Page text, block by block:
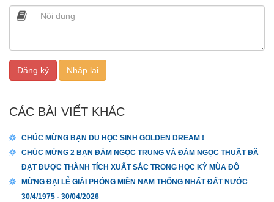
CÁC BÀI VIẾT KHÁC
CHÚC MỪNG BẠN DU HỌC SINH GOLDEN DREAM !
CHÚC MỪNG 2 BẠN ĐÀM NGỌC TRUNG VÀ ĐÀM NGỌC THUẬT ĐÃ
ĐẠT ĐƯỢC THÀNH TÍCH XUẤT SẮC TRONG HỌC KỲ MÙA ĐÔ
MỪNG ĐẠI LỄ GIẢI PHÓNG MIỀN NAM THỐNG NHẤT ĐẤT NƯỚC
30/4/1975 - 30/04/2026